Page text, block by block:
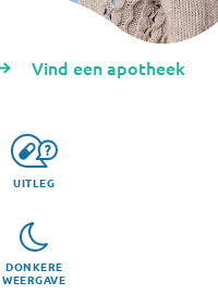
Vind een apotheek
UITLEG
DONKERE
WEERGAVE